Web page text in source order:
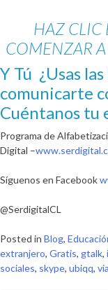
HAZ CLIC
COMENZAR A
Y Tú ¿Usas
comunicarte
Cuéntanos tu
Programa de
Digital –
Síguenos en Facebook
@SerdigitalCL
Posted in Blog,
extranjero, Gratis, gtalk,
sociales, skype, ubiqq,